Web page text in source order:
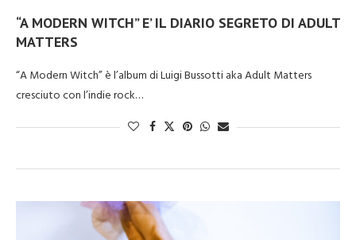
“A MODERN WITCH” E’ IL DIARIO SEGRETO DI ADULT
MATTERS
“A Modern Witch” è l’album di Luigi Bussotti aka Adult Matters
cresciuto con l’indie rock…